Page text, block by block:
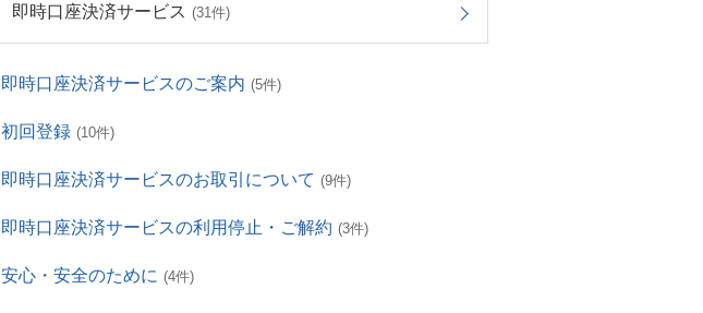
即時口座決済サービス (31件)
即時口座決済サービスのご案内 (5件)
初回登録 (10件)
即時口座決済サービスのお取引について (9件)
即時口座決済サービスの利用停止・ご解約 (3件)
安心・安全のために (4件)